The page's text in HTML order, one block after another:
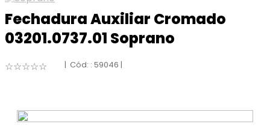
Fechadura Auxiliar Cromado
03201.0737.01 Soprano
☆☆☆☆☆ : 59046